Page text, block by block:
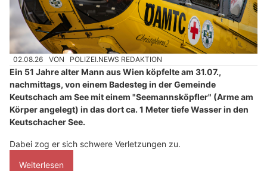
02.08.26 VON POLIZEI.NEWS REDAKTION
Ein 51 Jahre alter Mann aus Wien köpfelte am 31.07.,
nachmittags, von einem Badesteg in der Gemeinde
Keutschach am See mit einem "Seemannsköpfler" (Arme am
Körper angelegt) in das dort ca. 1 Meter tiefe Wasser in den
Keutschacher See.
Dabei zog er sich schwere Verletzungen zu.
Weiterlesen